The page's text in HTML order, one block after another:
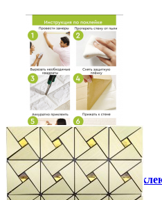
Інструкція установки